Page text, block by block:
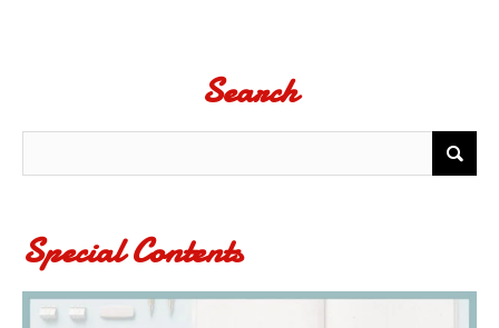
Search
Special Contents